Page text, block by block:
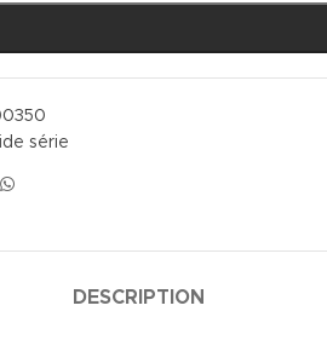
série
DESCRIPTION